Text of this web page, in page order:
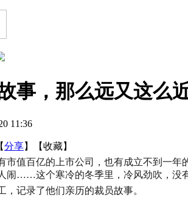
事，那么远又这么
11:36
【分享】 【收藏】
市值百亿的上市公司，也有成立不到一
闹……这个寒冷的冬季里，冷风劲吹，没
，记录了他们亲历的裁员故事。